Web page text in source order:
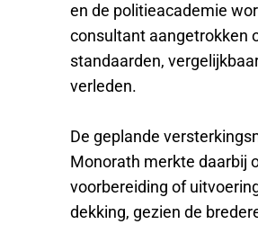
en de politieacademie
consultant aangetrokken
standaarden,
verleden.
De geplande
Monorath merkte daarbij
voorbereiding of
dekking, gezien de